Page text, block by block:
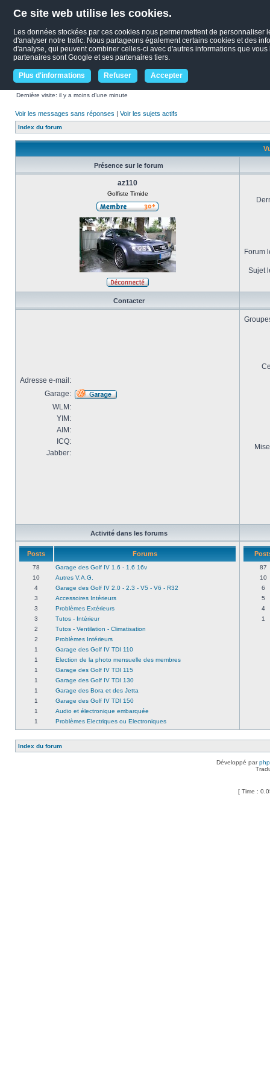
Ce site web utilise les cookies.
Les données stockées par ces cookies nous permermettent de
d'analyser notre trafic. Nous partageons également certains cookies et des
d'analyse, qui peuvent combiner celles-ci avec d'autres informations que
partenaires sont Google et ses partenaires tiers.
Plus d'informations Refuser Accepter
Dernière visite: il y a moins d’une minute
Voir les messages sans réponses | Voir les sujets actifs
Index du forum
Présence sur le forum
az110
Golfiste Timide
Forum
Sujet
Contacter
Adresse e-mail:
Garage:
WLM:
YIM:
AIM:
ICQ:
Jabber:
Activité dans les forums
Posts Forums
78
Garage des Golf IV 1.6 - 1.6 16v
10
Autres V.A.G.
4
Garage des Golf IV 2.0 - 2.3 - V5 - V6 - R32
3
Accessoires Intérieurs
3
Problèmes Extérieurs
3
Tutos - Intérieur
2
Tutos - Ventilation - Climatisation
2
Problèmes Intérieurs
1
Garage des Golf IV TDI 110
1
Election de la photo mensuelle des membres
1
Garage des Golf IV TDI 115
1
Garage des Golf IV TDI 130
1
Garage des Bora et des Jetta
1
Garage des Golf IV TDI 150
1
Audio et électronique embarquée
1
Problèmes Electriques ou Electroniques
87
10
6
5
4
1
Index du forum
Développé par
[ Time :